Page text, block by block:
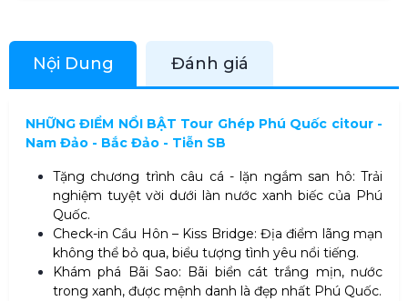
Nội Dung Đánh giá
NHỮNG ĐIỂM NỔI BẬT Tour Ghép Phú Quốc citour -
Nam Đảo - Bắc Đảo - Tiễn SB
Tặng chương trình câu cá - lặn ngắm san hô: Trải
nghiệm tuyệt vời dưới làn nước xanh biếc của Phú
Quốc.
Check-in Cầu Hôn – Kiss Bridge: Địa điểm lãng mạn
không thể bỏ qua, biểu tượng tình yêu nổi tiếng.
Khám phá Bãi Sao: Bãi biển cát trắng mịn, nước
trong xanh, được mệnh danh là đẹp nhất Phú Quốc.